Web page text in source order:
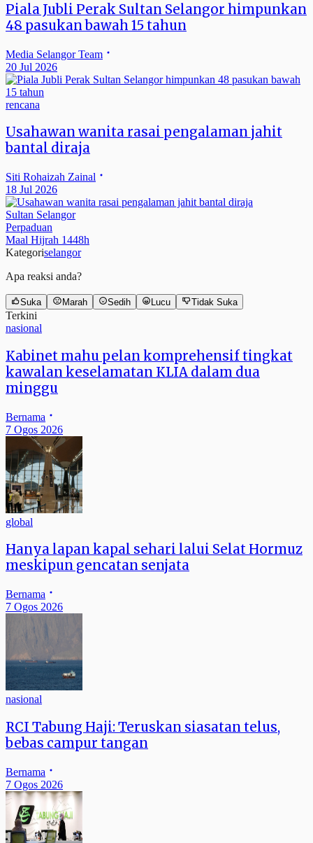
Piala Jubli Perak Sultan Selangor himpunkan
48 pasukan bawah 15 tahun
Media Selangor Team
20 Jul 2026
rencana
Usahawan wanita rasai pengalaman jahit
bantal diraja
Siti Rohaizah Zainal
18 Jul 2026
Sultan Selangor
Perpaduan
Maal Hijrah 1448h
Kategoriselangor
Apa reaksi anda?
Suka Marah Sedih Lucu Tidak Suka
Terkini
nasional
Kabinet mahu pelan komprehensif tingkat
kawalan keselamatan KLIA dalam dua
minggu
Bernama
7 Ogos 2026
global
Hanya lapan kapal sehari lalui Selat Hormuz
meskipun gencatan senjata
Bernama
7 Ogos 2026
nasional
RCI Tabung Haji: Teruskan siasatan telus,
bebas campur tangan
Bernama
7 Ogos 2026